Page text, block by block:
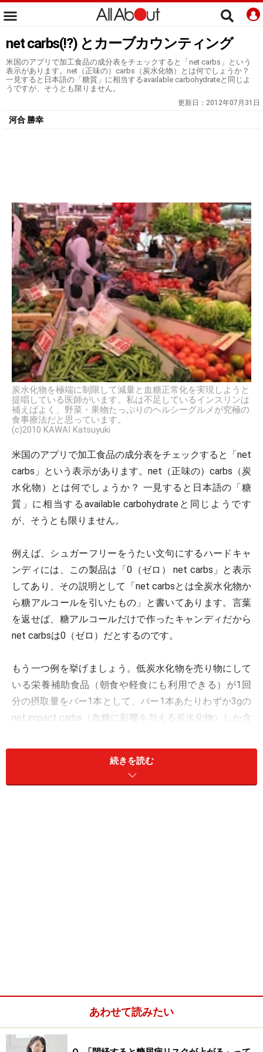
net carbs(!?) とカーブカウンティング
米国のアプリで加工食品の成分表をチェックすると「net carbs」という
表示があります。net（正味の）carbs（炭水化物）とは何でしょうか？
一見すると日本語の「糖質」に相当するavailable carbohydrateと同じよ
うですが、そうとも限りません。
更新日： 2012年07月31日
河合 勝幸
炭水化物を極端に制限して減量と血糖正常化を実現しようと
提唱している医師がいます。私は不足しているインスリンは
補えばよく、野菜・果物たっぷりのヘルシーグルメが究極の
食事療法だと思っています。
(c)2010 KAWAI Katsuyuki
米国のアプリで加工食品の成分表をチェックすると「net
carbs」という表示があります。net（正味の）carbs（炭
水化物）とは何でしょうか？ 一見すると日本語の「糖
質」に相当するavailable carbohydrateと同じようです
が、そうとも限りません。
例えば、シュガーフリーをうたい文句にするハードキャ
ンディには、この製品は「0（ゼロ） net carbs」と表示
してあり、その説明として「net carbsとは全炭水化物か
ら糖アルコールを引いたもの」と書いてあります。言葉
を返せば、糖アルコールだけで作ったキャンディだから
net carbsは0（ゼロ）だとするのです。
もう一つ例を挙げましょう。低炭水化物を売り物にして
いる栄養補助食品（朝食や軽食にも利用できる）が1回
分の摂取量をバー1本として、バー1本あたりわずか3gの
net impact carbs（血糖に影響を与える炭水化物）しか含
は計算が合いません。
そこでもう一度よく見ると「炭水化物インフォメーショ
ン」というのがあって、当製品は全炭水化物22gからフ
続きを読む
あわせて読みたい